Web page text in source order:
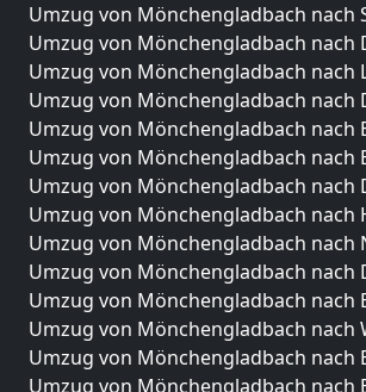
Umzug von Mönchengladbach nach
Umzug von Mönchengladbach nach
Umzug von Mönchengladbach nach
Umzug von Mönchengladbach nach
Umzug von Mönchengladbach nach
Umzug von Mönchengladbach nach
Umzug von Mönchengladbach nach
Umzug von Mönchengladbach nach
Umzug von Mönchengladbach nach
Umzug von Mönchengladbach nach
Umzug von Mönchengladbach nach
Umzug von Mönchengladbach nach
Umzug von Mönchengladbach nach
Umzug von Mönchengladbach nach